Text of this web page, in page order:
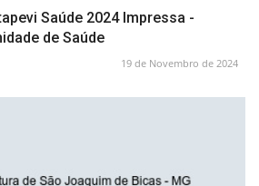
Saúde 2024 Impressa -
de Saúde
19 de Novembro de 2024